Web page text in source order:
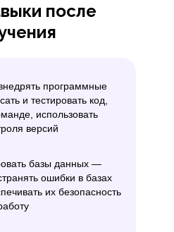
после
программные
и тестировать код,
использовать
версий
базы данных —
ошибки в базах
их безопасность